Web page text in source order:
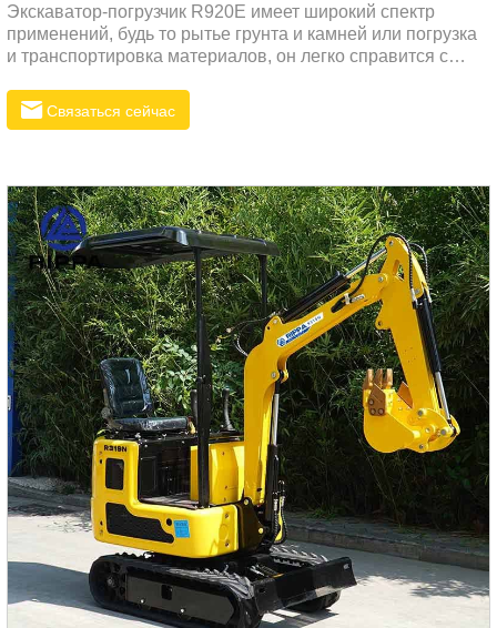
Экскаватор-погрузчик R920E имеет широкий спектр
применений, будь то рытье грунта и камней или погрузка
и транспортировка материалов, он легко справится с
устройство имеют изысканную конструкцию,
позволяющую оборудованию поддерживать
Связаться сейчас